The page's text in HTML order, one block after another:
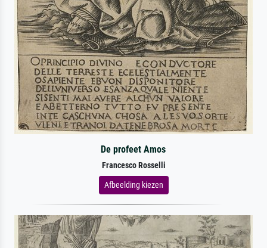
De profeet Amos
Francesco Rosselli
Afbeelding kiezen